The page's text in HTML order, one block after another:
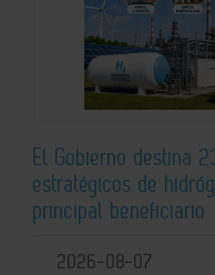
El Gobierno destina
estratégicos de
principal beneficiario
2026-08-07